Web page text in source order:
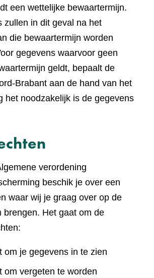
een wettelijke bewaartermijn.
zullen in dit geval na het
die bewaartermijn worden
gegevens waarvoor geen
geldt, bepaalt de
Brabant aan de hand van het
het noodzakelijk is de gegevens
verordening
beschik je over een
waar wij je graag over op de
brengen. Het gaat om de
om je gegevens in te zien
om vergeten te worden